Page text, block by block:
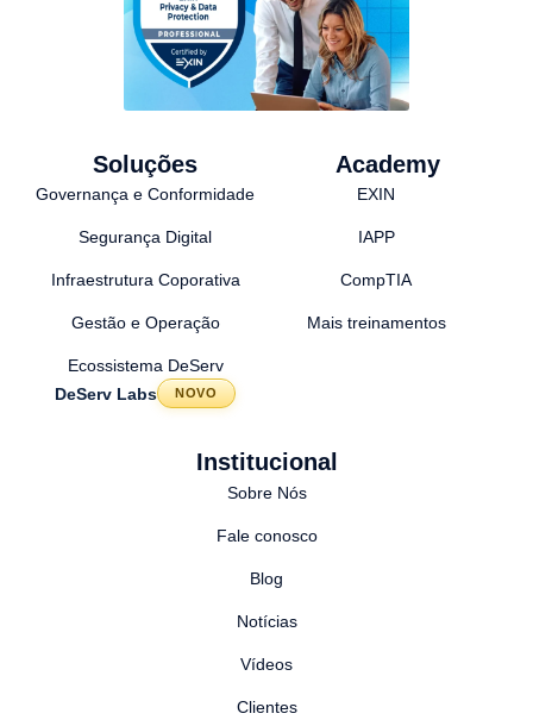
Soluções
Governança e Conformidade
Segurança Digital
Infraestrutura Coporativa
Gestão e Operação
Ecossistema DeServ
DeServ Labs
NOVO
Academy
EXIN
IAPP
CompTIA
Mais treinamentos
Institucional
Sobre Nós
Fale conosco
Blog
Notícias
Vídeos
Clientes